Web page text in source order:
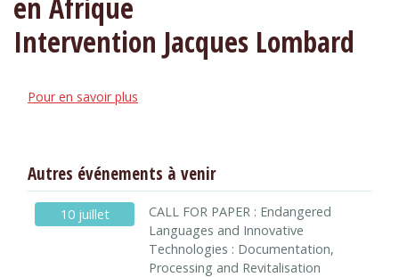
Intervention Jacques Lombard
Pour en savoir plus
Autres événements à venir
10 juillet
CALL FOR PAPER : Endangered
Languages and Innovative
Technologies : Documentation,
Processing and Revitalisation